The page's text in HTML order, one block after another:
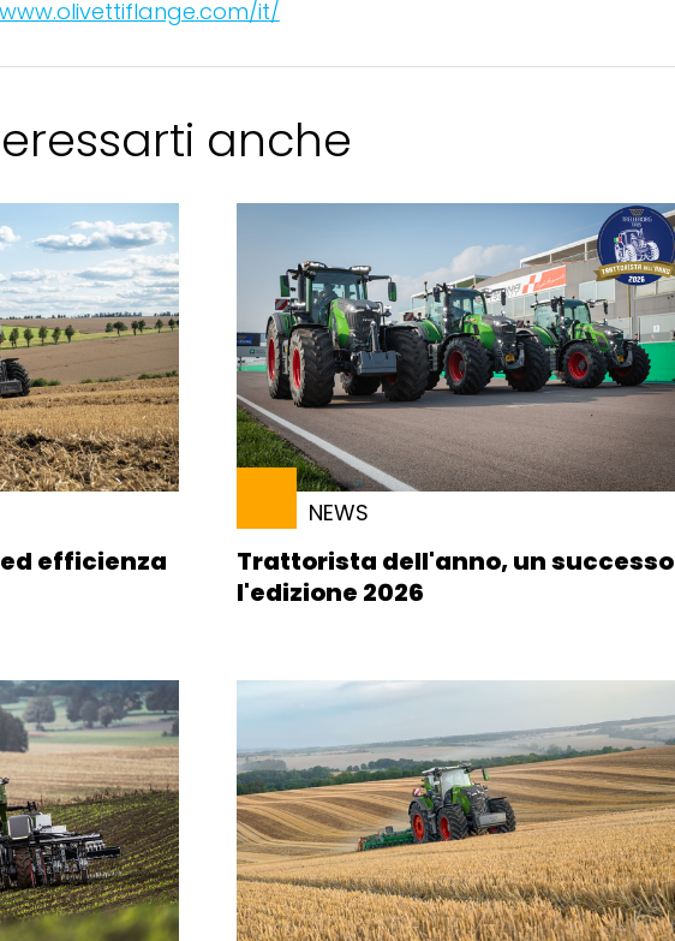
it/
anche
efficienza
NEWS
Trattorista dell'anno, un successo
l'edizione 2026